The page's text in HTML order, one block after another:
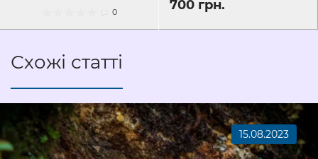
0 700 грн.
Схожі статті
15.08.2023